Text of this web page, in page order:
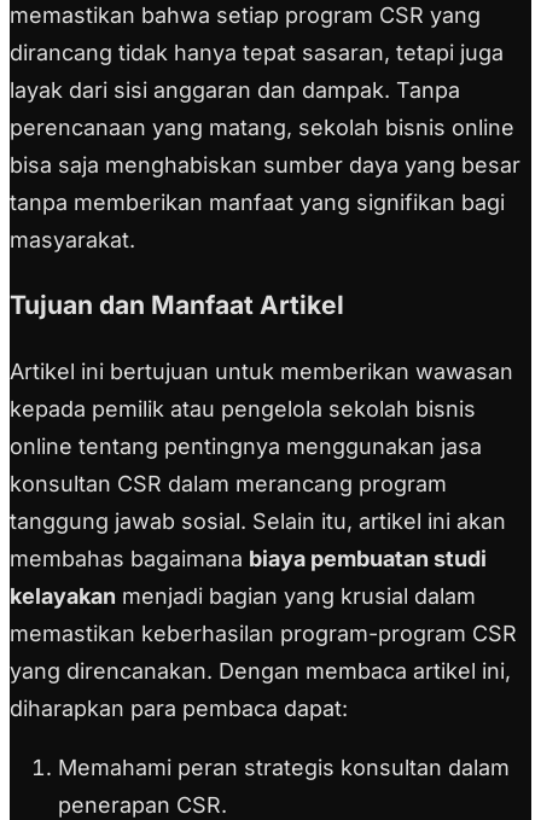
memastikan bahwa setiap program CSR yang
dirancang tidak hanya tepat sasaran, tetapi juga
layak dari sisi anggaran dan dampak. Tanpa
perencanaan yang matang, sekolah bisnis online
bisa saja menghabiskan sumber daya yang besar
tanpa memberikan manfaat yang signifikan bagi
masyarakat.
Tujuan dan Manfaat Artikel
Artikel ini bertujuan untuk memberikan wawasan
kepada pemilik atau pengelola sekolah bisnis
online tentang pentingnya menggunakan jasa
konsultan CSR dalam merancang program
tanggung jawab sosial. Selain itu, artikel ini akan
membahas bagaimana biaya pembuatan studi
kelayakan menjadi bagian yang krusial dalam
memastikan keberhasilan program-program CSR
yang direncanakan. Dengan membaca artikel ini,
diharapkan para pembaca dapat:
Memahami peran strategis konsultan dalam
penerapan CSR.